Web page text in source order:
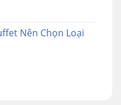
Nên Chọn Loại